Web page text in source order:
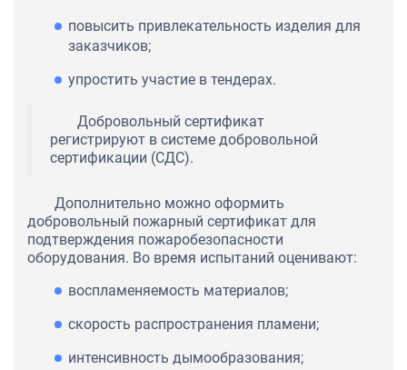
повысить привлекательность изделия для
заказчиков;
упростить участие в тендерах.
Добровольный сертификат
регистрируют в системе добровольной
сертификации (СДС).
Дополнительно можно оформить
добровольный пожарный сертификат для
подтверждения пожаробезопасности
оборудования. Во время испытаний оценивают:
воспламеняемость материалов;
скорость распространения пламени;
интенсивность дымообразования;